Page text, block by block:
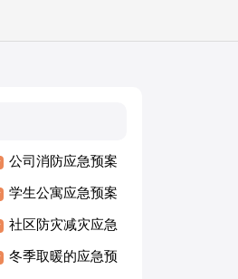
公司消防应急预案
学生公寓应急预案
社区防灾减灾应急
预案
冬季取暖的应急预